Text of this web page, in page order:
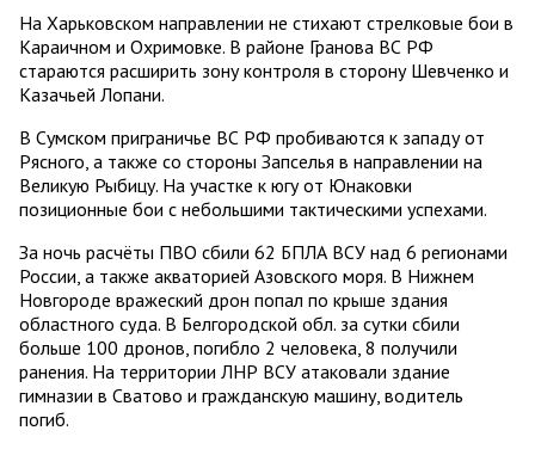
На Харьковском направлении не стихают стрелковые бои в
Караичном и Охримовке. В районе Гранова ВС РФ
стараются расширить зону контроля в сторону Шевченко и
Казачьей Лопани.
В Сумском приграничье ВС РФ пробиваются к западу от
Рясного, а также со стороны Запселья в направлении на
Великую Рыбицу. На участке к югу от Юнаковки
позиционные бои с небольшими тактическими успехами.
За ночь расчёты ПВО сбили 62 БПЛА ВСУ над 6 регионами
России, а также акваторией Азовского моря. В Нижнем
Новгороде вражеский дрон попал по крыше здания
областного суда. В Белгородской обл. за сутки сбили
больше 100 дронов, погибло 2 человека, 8 получили
ранения. На территории ЛНР ВСУ атаковали здание
гимназии в Сватово и гражданскую машину, водитель
погиб.